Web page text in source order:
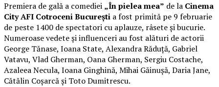
Premiera de gală a comediei „În pielea mea” de la Cinema
City AFI Cotroceni București a fost primită pe 9 februarie
de peste 1400 de spectatori cu aplauze, râsete și bucurie.
Numeroase vedete și influenceri au fost alături de actorii
George Tănase, Ioana State, Alexandra Răduță, Gabriel
Vatavu, Vlad Gherman, Oana Gherman, Sergiu Costache,
Azaleea Necula, Ioana Ginghină, Mihai Găinușă, Daria Jane,
Cătălin Coșarcă și Toto Dumitrescu.